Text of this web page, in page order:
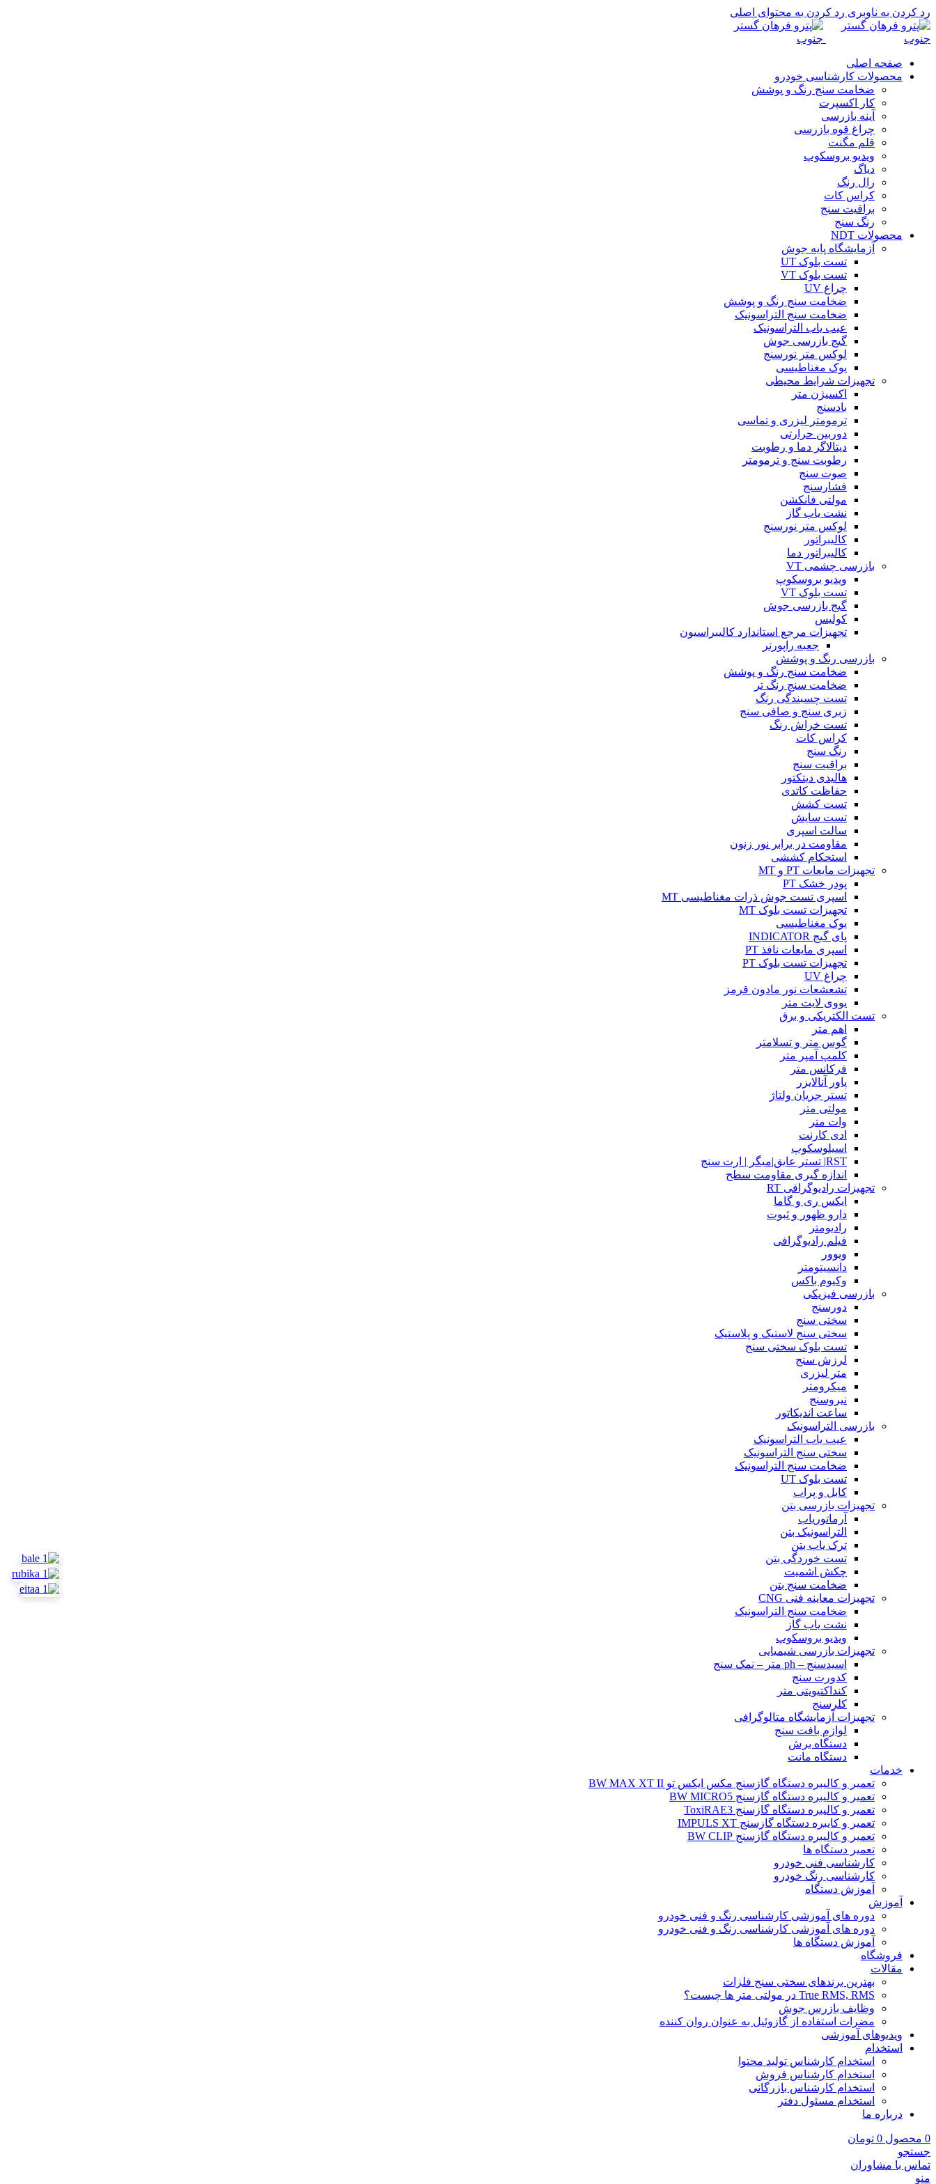
رد کردن به ناوبری رد کردن به محتوای اصلی
صفحه اصلی
محصولات کارشناسی خودرو
ضخامت سنج رنگ و پوشش
کار اکسپرت
آینه بازرسی
چراغ قوه بازرسی
قلم مگنت
ویدیو بروسکوپ
دیاگ
رال رنگ
کراس کات
براقیت سنج
رنگ سنج
محصولات NDT
آزمایشگاه پایه جوش
تست بلوک UT
تست بلوک VT
چراغ UV
ضخامت سنج رنگ و پوشش
ضخامت سنج التراسونیک
عیب یاب التراسونیک
گیج بازرسی جوش
لوکس متر نورسنج
یوک مغناطیسی
تجهیزات شرایط محیطی
اکسیژن متر
بادسنج
ترمومتر لیزری و تماسی
دوربین حرارتی
دیتالاگر دما و رطوبت
رطوبت سنج و ترمومتر
صوت سنج
فشارسنج
مولتی فانکشن
نشت یاب گاز
لوکس متر نورسنج
کالیبراتور
کالیبراتور دما
بازرسی چشمی VT
ویدیو بروسکوپ
تست بلوک VT
گیج بازرسی جوش
کولیس
تجهیزات مرجع استاندارد کالیبراسیون
جعبه راپورتر
بازرسی رنگ و پوشش
ضخامت سنج رنگ و پوشش
ضخامت سنج رنگ تر
تست چسبندگی رنگ
زبری سنج و صافی سنج
تست خراش رنگ
کراس کات
رنگ سنج
براقیت سنج
هالیدی دیتکتور
حفاظت کاتدی
تست کشش
تست سایش
سالت اسپری
مقاومت در برابر نور زنون
استحکام کششی
تجهیزات مایعات PT و MT
پودر خشک PT
اسپری تست جوش ذرات مغناطیسی MT
تجهیزات تست بلوک MT
یوک مغناطیسی
پای گیج INDICATOR
اسپری مایعات نافذ PT
تجهیزات تست بلوک PT
چراغ UV
تشعشعات نور مادون قرمز
یووی لایت متر
تست الکتریکی و برق
اهم متر
گوس متر و تسلامتر
کلمپ آمپر متر
فرکانس متر
پاور آنالایزر
تستر جریان ولتاژ
مولتی متر
وات متر
ادی کارنت
اسیلوسکوپ
RST| تستر عایق|میگر | ارت سنج
اندازه گیری مقاومت سطح
تجهیزات رادیوگرافی RT
ایکس ری و گاما
دارو ظهور و ثبوت
رادیومتر
فیلم رادیوگرافی
ویوور
دانسیتومتر
وکیوم باکس
بازرسی فیزیکی
دورسنج
سختی سنج
سختی سنج لاستیک و پلاستیک
تست بلوک سختی سنج
لرزش سنج
متر لیزری
میکرومتر
نیروسنج
ساعت اندیکاتور
بازرسی التراسونیک
عیب یاب التراسونیک
سختی سنج التراسونیک
ضخامت سنج التراسونیک
تست بلوک UT
کابل و پراب
تجهیزات بازرسی بتن
آرماتوریاب
التراسونیک بتن
ترک یاب بتن
تست خوردگی بتن
چکش اشمیت
ضخامت سنج بتن
تجهیزات معاینه فنی CNG
ضخامت سنج التراسونیک
نشت یاب گاز
ویدیو بروسکوپ
تجهیزات بازرسی شیمیایی
اسیدسنج – ph متر – نمک سنج
کدورت سنج
کنداکتیویتی متر
کلرسنج
تجهیزات آزمایشگاه متالوگرافی
لوازم بافت سنج
دستگاه برش
دستگاه مانت
خدمات
تعمیر و کالیبره دستگاه گازسنج مکس ایکس تو BW MAX XT II
تعمیر و کالیبره دستگاه گازسنج BW MICRO5
تعمیر و کالیبره دستگاه گازسنج ToxiRAE3
تعمیر و کایبره دستگاه گازسنج IMPULS XT
تعمیر و کالیبره دستگاه گازسنج BW CLIP
تعمیر دستگاه ها
کارشناسی فنی خودرو
کارشناسی رنگ خودرو
آموزش دستگاه
آموزش
دوره های آموزشی کارشناسی رنگ و فنی خودرو
دوره های آموزشی کارشناسی رنگ و فنی خودرو
آموزش دستگاه ها
فروشگاه
مقالات
بهترین برندهای سختی سنج فلزات
True RMS, RMS در مولتی متر ها چیست؟
وظایف بازرس جوش
مضرات استفاده از گازوئیل به عنوان روان کننده
ویدیوهای آموزشی
استخدام
استخدام کارشناس تولید محتوا
استخدام کارشناس فروش
استخدام کارشناس بازرگانی
استخدام مسئول دفتر
درباره ما
0 محصول 0 تومان
جستجو
تماس با مشاوران
منو